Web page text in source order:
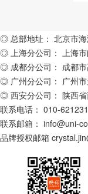
◎ 总部地址： 北京市
◎ 上海分公司： 上海
◎ 成都分公司： 成都
◎ 广州分公司： 广州
◎ 西安分公司： 陕西
联系电话： 010-
联系邮箱： info@uni-
品牌授权邮箱